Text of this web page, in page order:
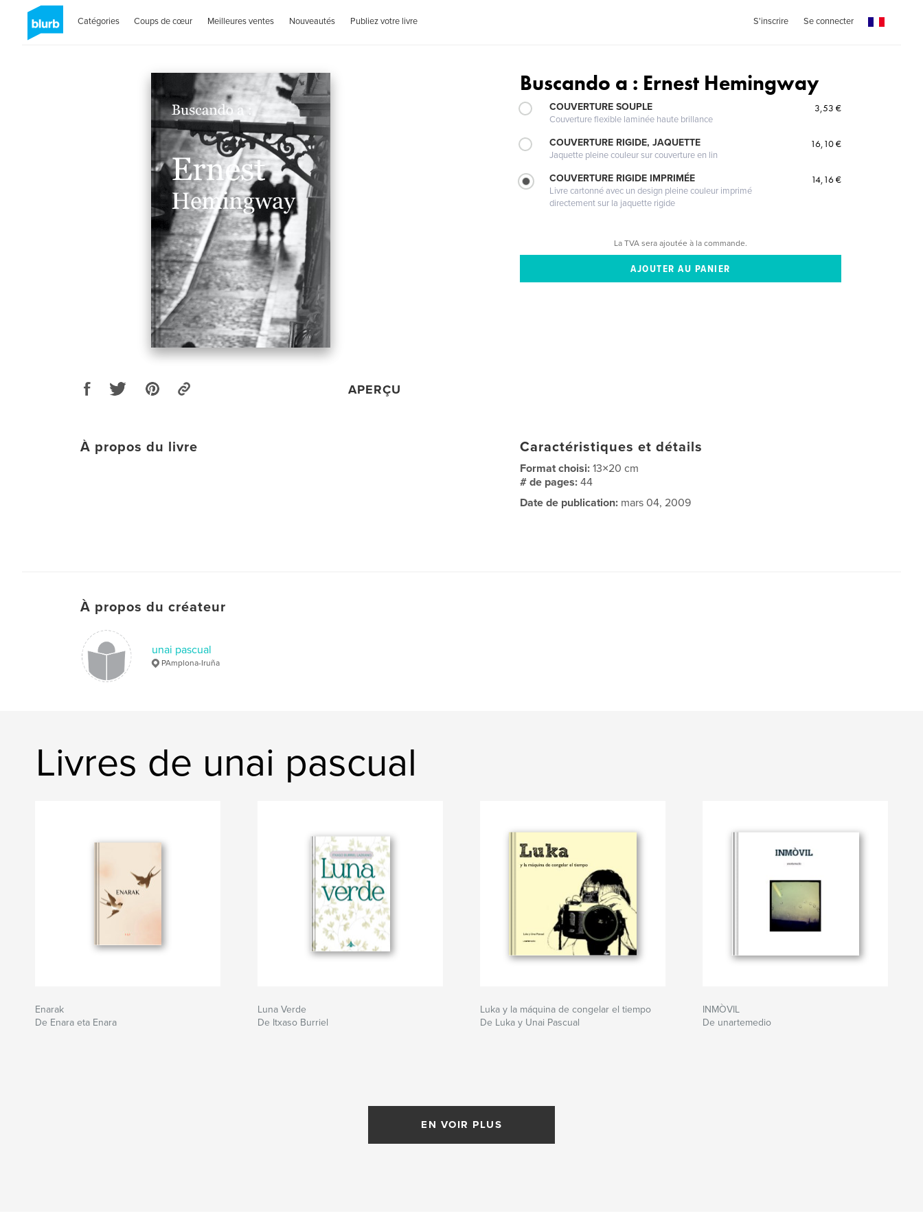
Catégories Coups de cœur Meilleures ventes Nouveautés Publiez votre livre S'inscrire Se connecter
APERÇU
Buscando a : Ernest Hemingway
COUVERTURE SOUPLE
Couverture flexible laminée haute brillance
3,53 €
COUVERTURE RIGIDE, JAQUETTE
Jaquette pleine couleur sur couverture en lin
16,10 €
COUVERTURE RIGIDE IMPRIMÉE
Livre cartonné avec un design pleine couleur imprimé
directement sur la jaquette rigide
14,16 €
La TVA sera ajoutée à la commande.
À propos du livre Caractéristiques et détails
Format choisi:13×20 cm
# de pages:44
Date de publication: mars 04, 2009
À propos du créateur
unai pascual
PAmplona-Iruña
Livres de unai pascual
Enarak
De Enara eta Enara
Luna Verde
De Itxaso Burriel
Luka y la máquina de congelar el tiempo
De Luka y Unai Pascual
INMÒVIL
De unartemedio
EN VOIR PLUS